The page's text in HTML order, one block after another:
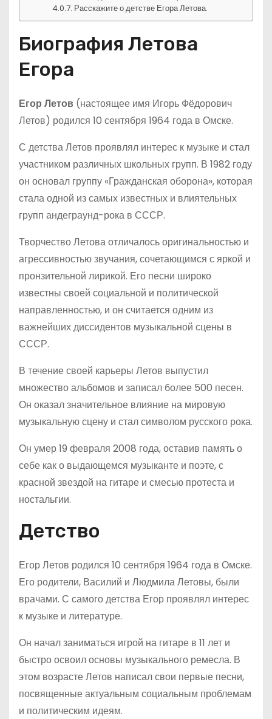
Расскажите о детстве Егора Летова.
Биография Летова
Егора
Егор Летов (настоящее имя Игорь Фёдорович
Летов) родился 10 сентября 1964 года в Омске.
С детства Летов проявлял интерес к музыке и стал
участником различных школьных групп. В 1982 году
он основал группу «Гражданская оборона», которая
стала одной из самых известных и влиятельных
групп андеграунд-рока в СССР.
Творчество Летова отличалось оригинальностью и
агрессивностью звучания, сочетающимся с яркой и
пронзительной лирикой. Его песни широко
известны своей социальной и политической
направленностью, и он считается одним из
важнейших диссидентов музыкальной сцены в
СССР.
В течение своей карьеры Летов выпустил
множество альбомов и записал более 500 песен.
Он оказал значительное влияние на мировую
музыкальную сцену и стал символом русского рока.
Он умер 19 февраля 2008 года, оставив память о
себе как о выдающемся музыканте и поэте, с
красной звездой на гитаре и смесью протеста и
ностальгии.
Детство
Егор Летов родился 10 сентября 1964 года в Омске.
Его родители, Василий и Людмила Летовы, были
врачами. С самого детства Егор проявлял интерес
к музыке и литературе.
Он начал заниматься игрой на гитаре в 11 лет и
быстро освоил основы музыкального ремесла. В
этом возрасте Летов написал свои первые песни,
посвященные актуальным социальным проблемам
и политическим идеям.